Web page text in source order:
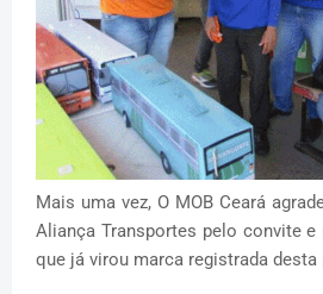
Mais uma vez, O MOB Ceará
Aliança Transportes pelo convite e
que já virou marca registrada desta